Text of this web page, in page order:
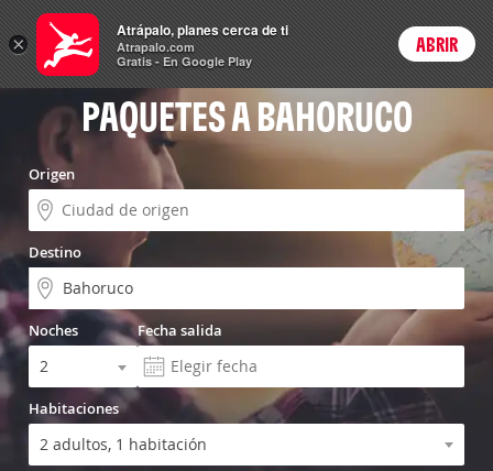
Vuelo+Hotel Login
PAQUETES A BAHORUCO
Origen
Destino
Noches Fecha salida
Habitaciones
×
Atrápalo, planes cerca de ti
Atrapalo.com
Gratis - En Google Play
ABRIR